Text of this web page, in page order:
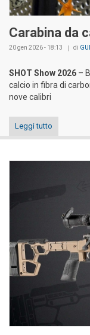
Carabina da
20 gen 2026 - 18:13 di
SHOT Show 2026 –
calcio in fibra di
nove calibri
Leggi tutto